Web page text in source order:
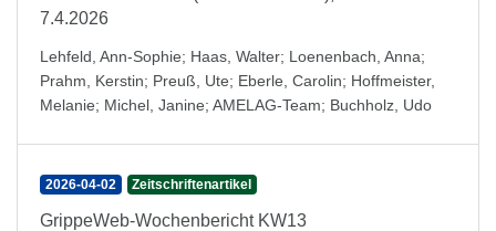
7.4.2026
Lehfeld, Ann-Sophie; Haas, Walter; Loenenbach, Anna;
Prahm, Kerstin; Preuß, Ute; Eberle, Carolin; Hoffmeister,
Melanie; Michel, Janine; AMELAG-Team; Buchholz, Udo
2026-04-02 Zeitschriftenartikel
GrippeWeb-Wochenbericht KW13